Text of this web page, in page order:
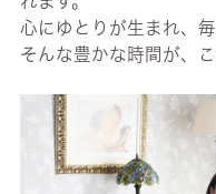
心にゆとりが生まれ、
そんな豊かな時間が、